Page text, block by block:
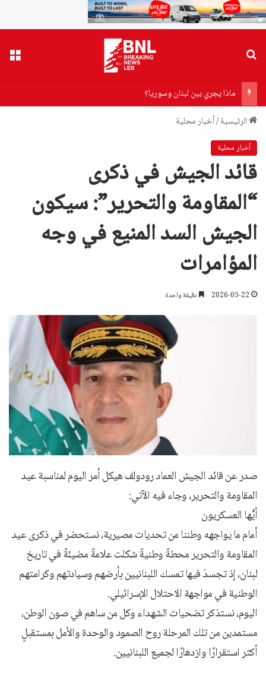
ماذا يجري بين لبنان وسوريا؟
الرئيسية/أخبار محلية
أخبار محلية
قائد الجيش في ذكرى
“المقاومة والتحرير”: سيكون
الجيش السد المنيع في وجه
المؤامرات
2026-05-22 دقيقة واحدة
صدر عن قائد الجيش العماد رودولف هيكل أمر اليوم لمناسبة عيد
المقاومة والتحرير، وجاء فيه الآتي:
أيُّها العسكريون
أمام ما يواجهه وطننا من تحديات مصيرية، نستحضر في ذكرى عيد
المقاومة والتحرير محطةً وطنيةً شكلت علامةً مضيئةً في تاريخ
لبنان، إذ تجسدَ فيها تمسك اللبنانيين بأرضهم وسيادتهم وكرامتهم
الوطنية في مواجهة الاحتلال الإسرائيلي.
اليوم، نستذكر تضحيات الشهداء وكل من ساهم في صون الوطن،
مستمدين من تلك المرحلة روح الصمود والوحدة والأمل بمستقبلٍ
أكثر استقرارًا وازدهارًا لجميع اللبنانيين.